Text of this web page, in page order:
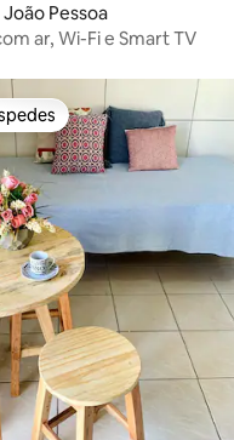
Pessoa
ar, Wi-Fi e Smart TV
dos hóspedes